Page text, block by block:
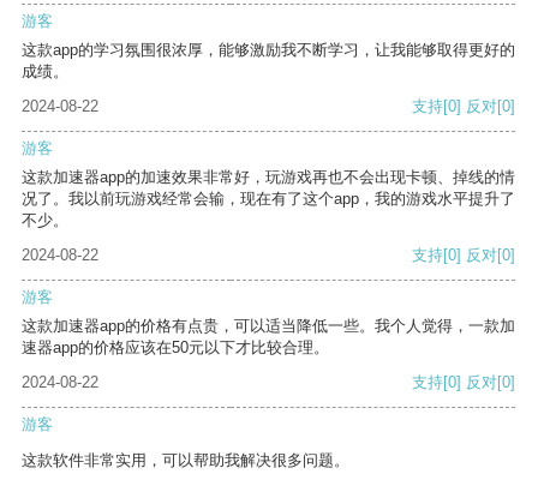
游客
这款app的学习氛围很浓厚，能够激励我不断学习，让我能够取得更好的
成绩。
2024-08-22
支持[0] 反对[0]
游客
这款加速器app的加速效果非常好，玩游戏再也不会出现卡顿、掉线的情
况了。我以前玩游戏经常会输，现在有了这个app，我的游戏水平提升了
不少。
2024-08-22
支持[0] 反对[0]
游客
这款加速器app的价格有点贵，可以适当降低一些。我个人觉得，一款加
速器app的价格应该在50元以下才比较合理。
2024-08-22
支持[0] 反对[0]
游客
这款软件非常实用，可以帮助我解决很多问题。